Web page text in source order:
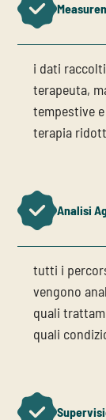
i dati
terapeuta,
tempestive
terapia
Analisi
tutti i
vengono
quali
quali